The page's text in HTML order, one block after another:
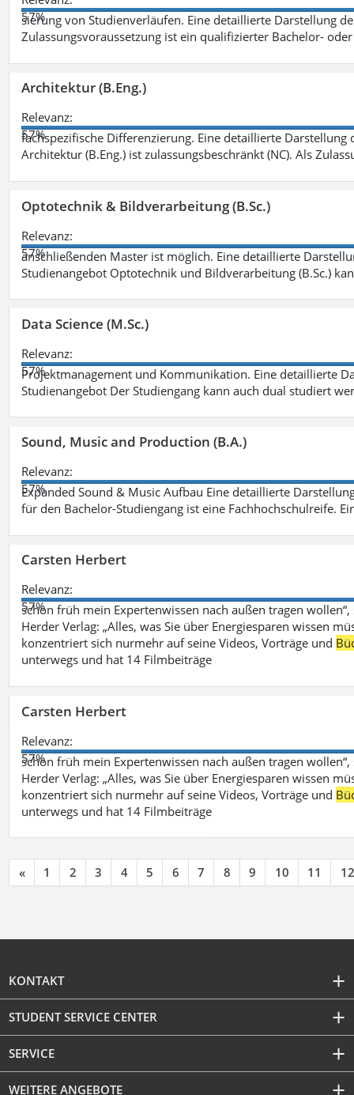
57%
sierung von Studienverläufen. Eine detaillierte Darstellung
Zulassungsvoraussetzung ist ein qualifizierter Bachelor-
Architektur (B.Eng.)
Relevanz:
57%
fachspezifische Differenzierung. Eine detaillierte
Architektur (B.Eng.) ist zulassungsbeschränkt (NC). Als
Optotechnik & Bildverarbeitung (B.Sc.)
Relevanz:
57%
anschließenden Master ist möglich. Eine detaillierte
Studienangebot Optotechnik und Bildverarbeitung (B.Sc.)
Data Science (M.Sc.)
Relevanz:
57%
Projektmanagement und Kommunikation. Eine detaillierte
Studienangebot Der Studiengang kann auch dual studiert
Sound, Music and Production (B.A.)
Relevanz:
57%
Expanded Sound & Music Aufbau Eine detaillierte
für den Bachelor-Studiengang ist eine Fachhochschulreife.
Carsten Herbert
Relevanz:
57%
schon früh mein Expertenwissen nach außen tragen
Herder Verlag: „Alles, was Sie über Energiesparen wissen
konzentriert sich nurmehr auf seine Videos, Vorträge und
unterwegs und hat 14 Filmbeiträge
Carsten Herbert
Relevanz:
57%
schon früh mein Expertenwissen nach außen tragen
Herder Verlag: „Alles, was Sie über Energiesparen wissen
konzentriert sich nurmehr auf seine Videos, Vorträge und
unterwegs und hat 14 Filmbeiträge
« 1 2 3 4 5 6 7 8 9 10 11 12
KONTAKT
STUDENT SERVICE CENTER
SERVICE
WEITERE ANGEBOTE